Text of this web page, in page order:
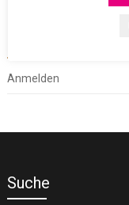
Anmelden
Suche